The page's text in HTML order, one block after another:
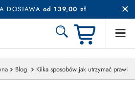
DOSTAWA od 139,00 zł
Blog Kilka sposobów jak utrzymać